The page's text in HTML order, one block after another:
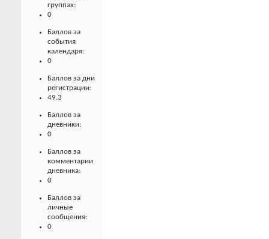
группах:
0
Баллов за
события
календаря:
0
Баллов за дни
регистрации:
49.3
Баллов за
дневники:
0
Баллов за
комментарии
дневника:
0
Баллов за
личные
сообщения:
0